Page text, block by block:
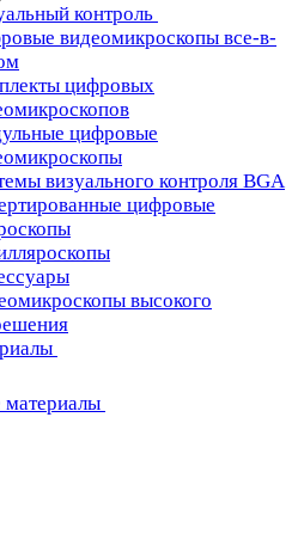
контроль
видеомикроскопы все-в-
цифровых
цифровые
визуального контроля BGA
цифровые
высокого